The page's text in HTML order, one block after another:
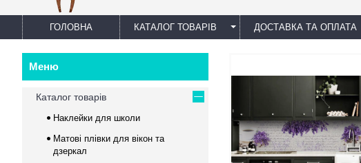
ГОЛОВНА КАТАЛОГ ТОВАРІВ ДОСТАВКА ТА ОПЛАТА
Каталог товарів
Наклейки для школи
Матові плівки для вікон та
дзеркал